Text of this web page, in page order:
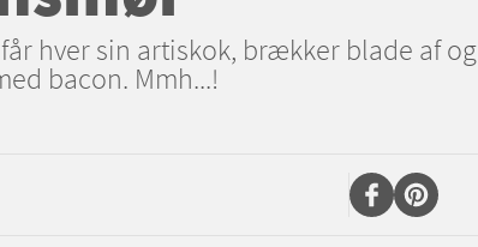
hver sin artiskok, brækker blade af og
bacon. Mmh...!